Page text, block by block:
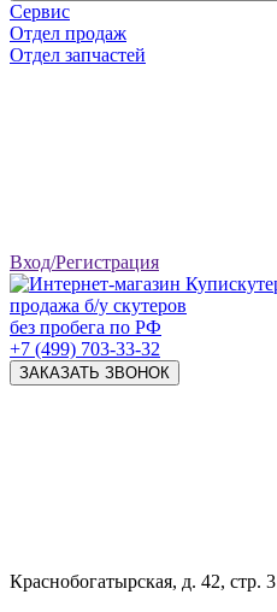
Сервис
Отдел продаж
Отдел запчастей
Вход/Регистрация
продажа б/у скутеров
без пробега по РФ
+7 (499) 703-33-32
ЗАКАЗАТЬ ЗВОНОК
Краснобогатырская, д. 42, стр. 3